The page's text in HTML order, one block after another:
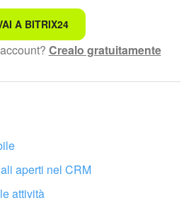
cercando.
obsolete.
di maggiori informazioni.
funziona questo strumento
A BITRIX24
Crealo gratuitamente
aperti nel CRM
attività